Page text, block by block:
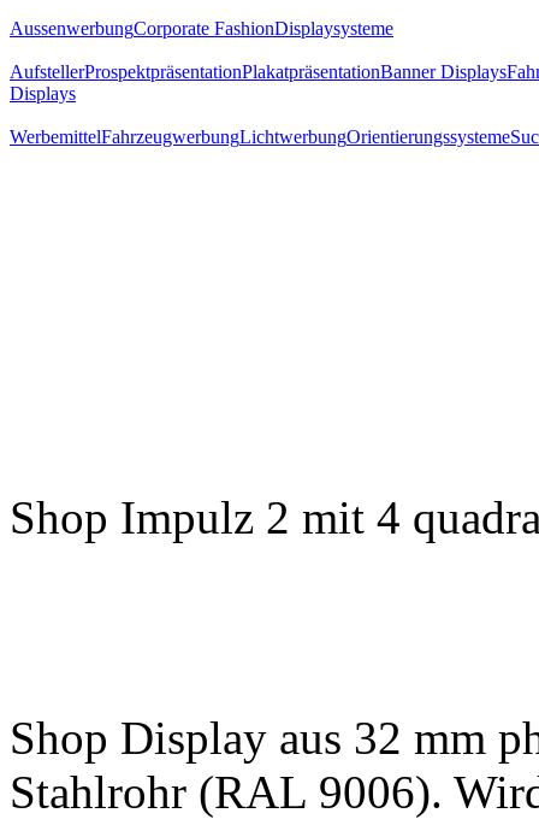
AussenwerbungCorporate FashionDisplaysysteme
AufstellerProspektpräsentationPlakatpräsentationBanner Displays
Displays
WerbemittelFahrzeugwerbungLichtwerbungOrientierungssysteme
Shop Impulz 2 mit 4
Shop Display aus 32 mm
Stahlrohr (RAL 9006).